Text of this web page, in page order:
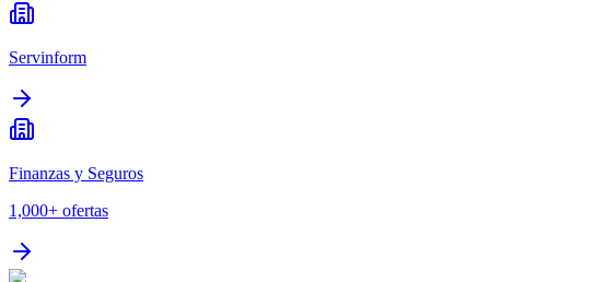
Servinform
Finanzas y Seguros
1,000+ ofertas